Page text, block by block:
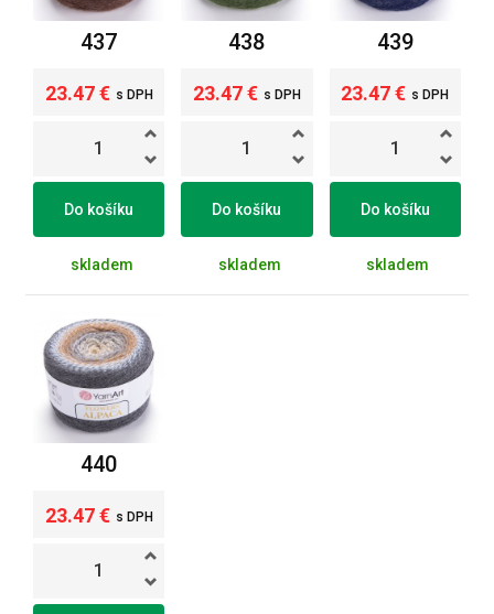
437
23.47 € s DPH
Do košíku
skladem
438
23.47 € s DPH
Do košíku
skladem
439
23.47 € s DPH
Do košíku
skladem
440
23.47 € s DPH